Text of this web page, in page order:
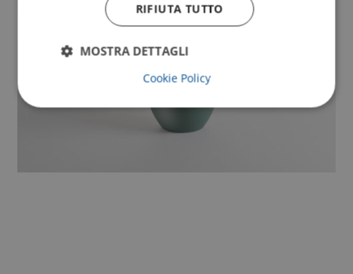
RIFIUTA TUTTO
MOSTRA DETTAGLI
Strettamente necessari
Performance
Funzionalità
Cookie Policy